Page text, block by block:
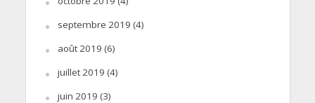
septembre 2019 (4)
août 2019 (6)
juillet 2019 (4)
juin 2019 (3)